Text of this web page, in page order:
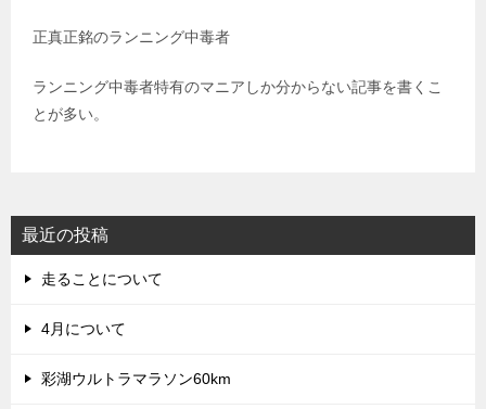
正真正銘のランニング中毒者
ランニング中毒者特有のマニアしか分からない記事を書くこ
とが多い。
最近の投稿
走ることについて
4月について
彩湖ウルトラマラソン60km